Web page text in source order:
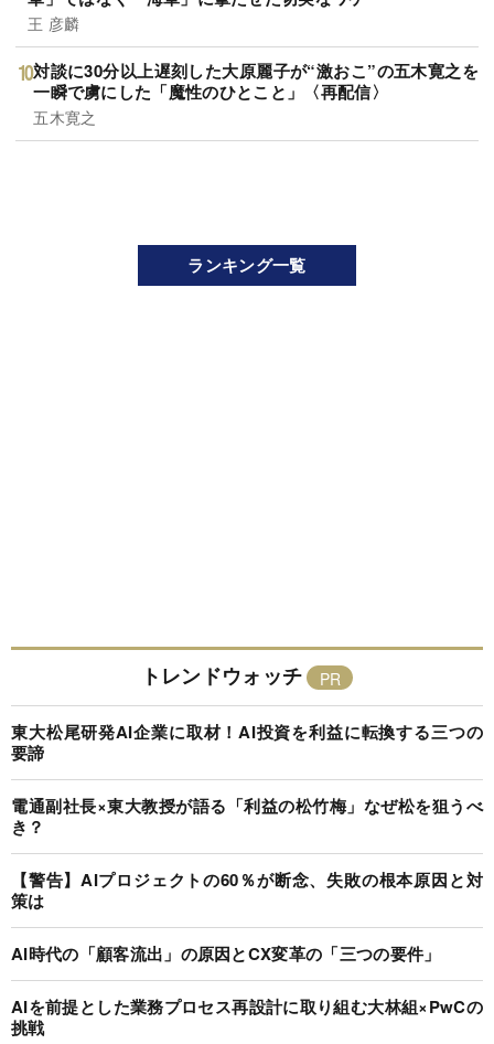
王 彦麟
対談に30分以上遅刻した大原麗子が“激おこ”の五木寛之を
一瞬で虜にした「魔性のひとこと」〈再配信〉
五木寛之
ランキング一覧
トレンドウォッチ
東大松尾研発AI企業に取材！AI投資を利益に転換する三つの
要諦
電通副社長×東大教授が語る「利益の松竹梅」なぜ松を狙うべ
き？
【警告】AIプロジェクトの60％が断念、失敗の根本原因と対
策は
AI時代の「顧客流出」の原因とCX変革の「三つの要件」
AIを前提とした業務プロセス再設計に取り組む大林組×PwCの
挑戦